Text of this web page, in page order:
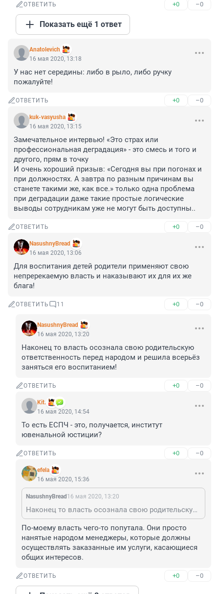
ОТВЕТИТЬ +0 –0
Показать ещё 1 ответ
Anatolevich
16 мая 2020, 13:18
У нас нет середины: либо в рыло, либо ручку
пожалуйте!
ОТВЕТИТЬ +0 –0
kuk-vasyusha
16 мая 2020, 13:15
Замечательное интервью! «Это страх или
профессиональная деградация» - это смесь и того и
другого, прям в точку
И очень хороший призыв: «Сегодня вы при погонах и
при должностях. А завтра по разным причинам вы
станете такими же, как все.» только одна проблема
при деградации даже такие простые логические
выводы сотрудникам уже не могут быть доступны..
ОТВЕТИТЬ +0 –0
NasushnyBread
16 мая 2020, 13:06
Для воспитания детей родители применяют свою
непререкаемую власть и наказывают их для их же
блага!
ОТВЕТИТЬ 11 +0 –0
NasushnyBread
16 мая 2020, 13:20
Наконец то власть осознала свою родительскую
ответственность перед народом и решила всерьёз
заняться его воспитанием!
ОТВЕТИТЬ +0 –0
Kit.
16 мая 2020, 14:54
То есть ЕСПЧ - это, получается, институт
ювенальной юстиции?
ОТВЕТИТЬ +0 –0
efela
16 мая 2020, 15:36
NasushnyBread 16 мая 2020, 13:20
Наконец то власть осознала свою родительскую ответственность перед народом и решила всерьёз заняться его воспитанием!
По-моему власть чего-то попутала. Они просто
нанятые народом менеджеры, которые должны
осуществлять заказанные им услуги, касающиеся
общих интересов.
ОТВЕТИТЬ +0 –0